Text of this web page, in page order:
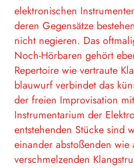
elektronischen
deren Gegensätze
nicht negieren. Das
Noch-Hörbaren gehört
Repertoire wie vertraute
blauwurf verbindet das
der freien Improvisation
Instrumentarium der
entstehenden Stücke sind
einander abstoßenden wie
verschmelzenden